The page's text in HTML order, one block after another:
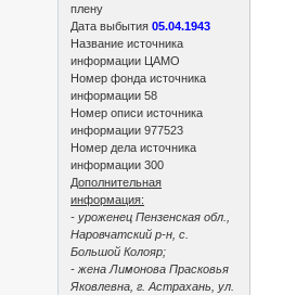
плену
Дата выбытия05.04.1943
Название источника
информации ЦАМО
Номер фонда источника
информации 58
Номер описи источника
информации 977523
Номер дела источника
информации 300
Дополнительная
информация:
- уроженец Пензенская обл.,
Наровчатский р-н, с.
Большой Колояр;
- жена Лимонова Прасковья
Яковлевна, г. Астрахань, ул.